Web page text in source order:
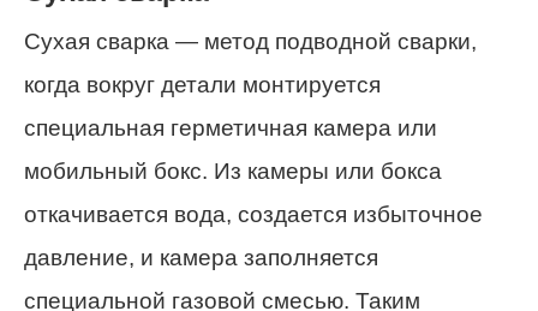
Сухая сварка — метод подводной сварки,
когда вокруг детали монтируется
специальная герметичная камера или
мобильный бокс. Из камеры или бокса
откачивается вода, создается избыточное
давление, и камера заполняется
специальной газовой смесью. Таким